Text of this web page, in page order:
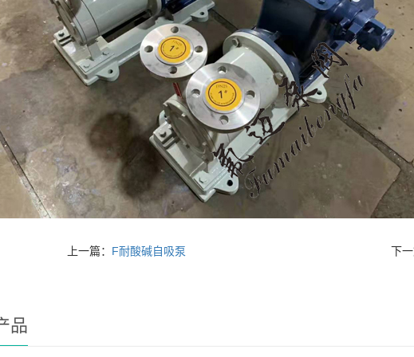
上一篇： F耐酸碱自吸泵 下
品